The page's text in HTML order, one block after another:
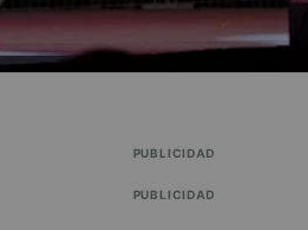
PUBLICIDAD
PUBLICIDAD